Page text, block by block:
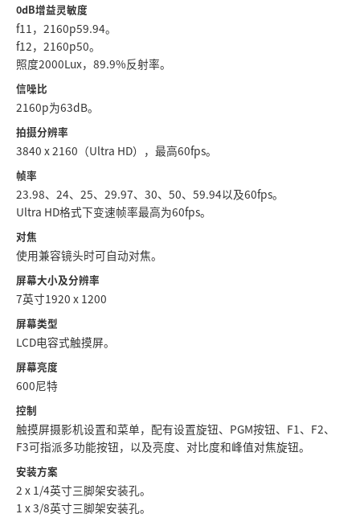
United Kingdom
United States
0dB增益灵敏度
f11，2160p59.94。
f12，2160p50。
照度2000Lux，89.9%反射率。
信噪比
2160p为63dB。
拍摄分辨率
3840 x 2160（Ultra HD），最高60fps。
帧率
23.98、24、25、29.97、30、50、59.94以及60fps。
Ultra HD格式下变速帧率最高为60fps。
对焦
使用兼容镜头时可自动对焦。
屏幕大小及分辨率
7英寸1920 x 1200
屏幕类型
LCD电容式触摸屏。
屏幕亮度
600尼特
控制
触摸屏摄影机设置和菜单，配有设置旋钮、PGM按钮、F1、F2、
F3可指派多功能按钮，以及亮度、对比度和峰值对焦旋钮。
安装方案
2 x 1/4英寸三脚架安装孔。
1 x 3/8英寸三脚架安装孔。